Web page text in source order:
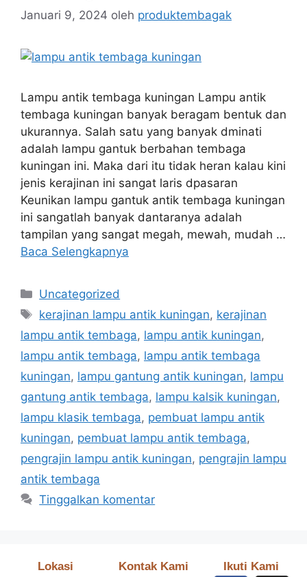
Januari 9, 2024 oleh produktembagak
Lampu antik tembaga kuningan Lampu antik
tembaga kuningan banyak beragam bentuk dan
ukurannya. Salah satu yang banyak dminati
adalah lampu gantuk berbahan tembaga
kuningan ini. Maka dari itu tidak heran kalau kini
jenis kerajinan ini sangat laris dpasaran
Keunikan lampu gantuk antik tembaga kuningan
ini sangatlah banyak dantaranya adalah
tampilan yang sangat megah, mewah, mudah …
Baca Selengkapnya
Uncategorized
kerajinan lampu antik kuningan, kerajinan
lampu antik tembaga, lampu antik kuningan,
lampu antik tembaga, lampu antik tembaga
kuningan, lampu gantung antik kuningan, lampu
gantung antik tembaga, lampu kalsik kuningan,
lampu klasik tembaga, pembuat lampu antik
kuningan, pembuat lampu antik tembaga,
pengrajin lampu antik kuningan, pengrajin lampu
antik tembaga
Tinggalkan komentar
Lokasi Kontak Kami Ikuti Kami